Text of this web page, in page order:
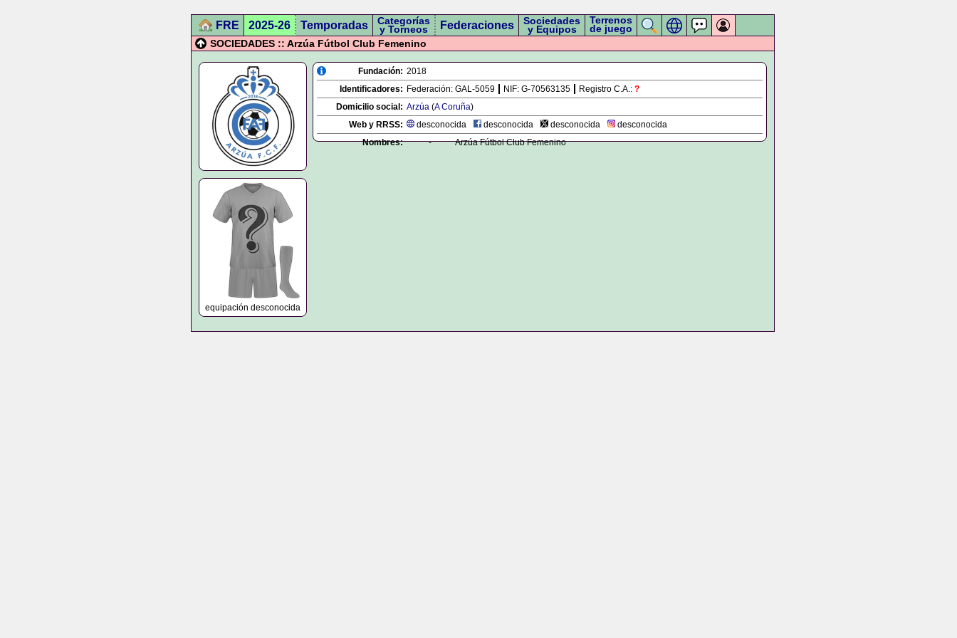
FRE 2025-26 Temporadas Categorías
y Torneos Federaciones Sociedades
y Equipos
Terrenos
de juego
SOCIEDADES :: Arzúa Fútbol Club Femenino
equipación desconocida
Fundación: 2018
Identificadores: Federación: GAL-5059 NIF: G-70563135 Registro C.A.: ?
Domicilio social: Arzúa (A Coruña)
Web y RRSS:
desconocida desconocida desconocida
desconocida
Nombres:
- Arzúa Fútbol Club Femenino